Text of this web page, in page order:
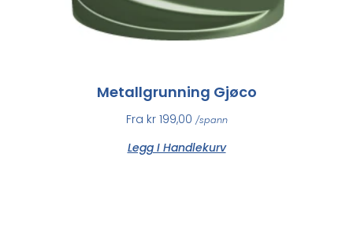
Metallgrunning Gjøco
Fra kr199,00 /spann
Legg I Handlekurv